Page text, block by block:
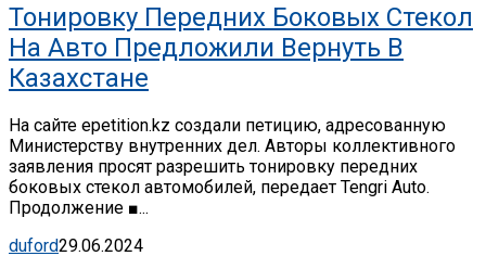
Тонировку Передних Боковых Стекол
На Авто Предложили Вернуть В
Казахстане
На сайте epetition.kz создали петицию, адресованную
Министерству внутренних дел. Авторы коллективного
заявления просят разрешить тонировку передних
боковых стекол автомобилей, передает Tengri Auto.
Продолжение ■...
duford29.06.2024